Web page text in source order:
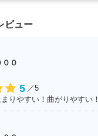
ビュー
００
5 ／5
りやすい！曲がりやすい！